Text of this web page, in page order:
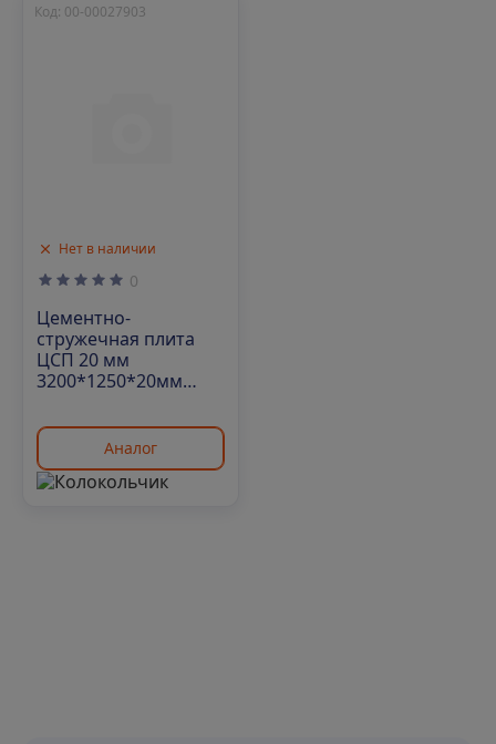
Нет в наличии
Код: 00-00027903
0
Цементно-
стружечная плита
ЦСП 20 мм
3200*1250*20мм
Аналог